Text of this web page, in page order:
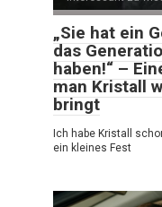
„Sie hat ein
das
haben!“ –
man Kristall
bringt
Ich habe Kristall
ein kleines Fest